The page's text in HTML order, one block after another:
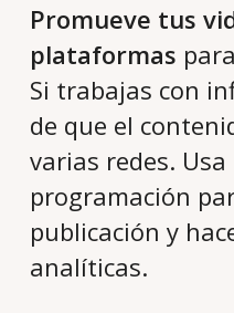
Promueve tus
plataformas
Si trabajas con
de que el
varias redes.
programación
publicación y
analíticas.